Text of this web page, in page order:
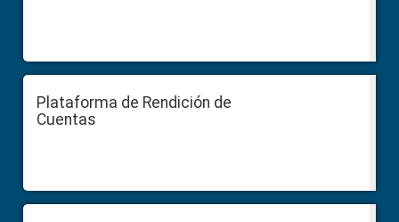
Plataforma de Rendición de
Cuentas